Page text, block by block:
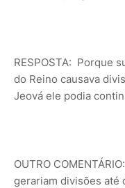
RESPOSTA: Porque
do Reino causava
Jeová ele podia
OUTRO
gerariam divisões até